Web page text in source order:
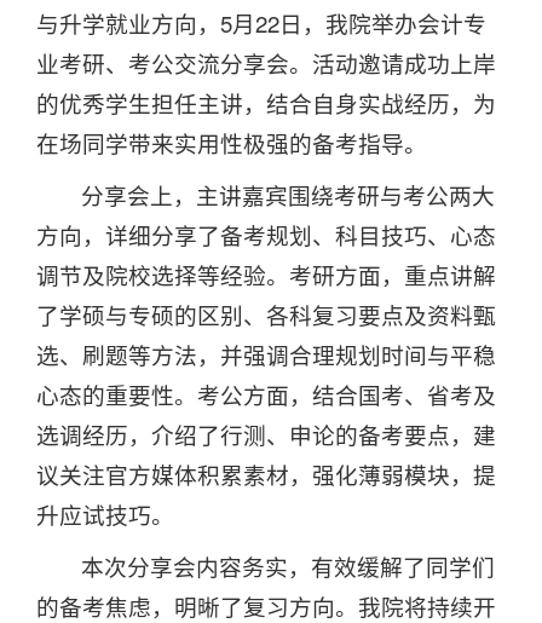
与升学就业方向，5月22日，我院举办会计专
业考研、考公交流分享会。活动邀请成功上岸
的优秀学生担任主讲，结合自身实战经历，为
在场同学带来实用性极强的备考指导。
分享会上，主讲嘉宾围绕考研与考公两大
方向，详细分享了备考规划、科目技巧、心态
调节及院校选择等经验。考研方面，重点讲解
了学硕与专硕的区别、各科复习要点及资料甄
选、刷题等方法，并强调合理规划时间与平稳
心态的重要性。考公方面，结合国考、省考及
选调经历，介绍了行测、申论的备考要点，建
议关注官方媒体积累素材，强化薄弱模块，提
升应试技巧。
本次分享会内容务实，有效缓解了同学们
的备考焦虑，明晰了复习方向。我院将持续开